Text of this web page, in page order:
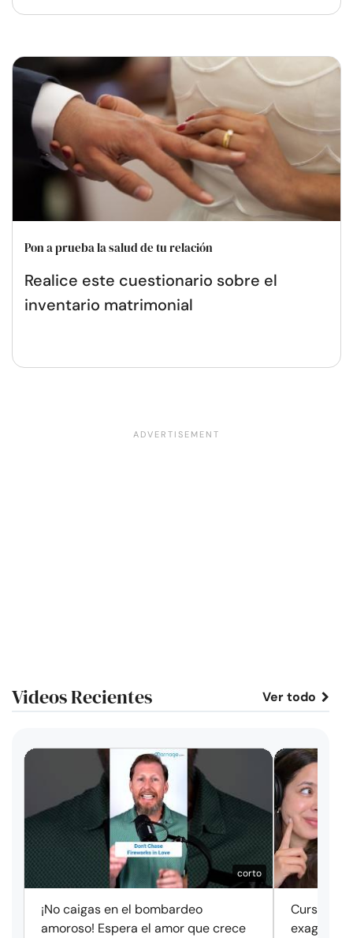
Pon a prueba la salud de tu relación
Realice este cuestionario sobre el
inventario matrimonial
Videos Recientes Ver todo
corto
¡No caigas en el bombardeo
amoroso! Espera el amor que crece
Cursos